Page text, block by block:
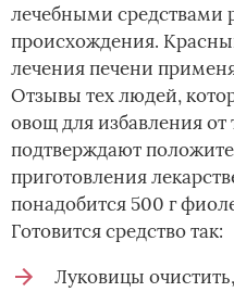
лечебными средствами
происхождения.
лечения печени
Отзывы тех людей,
овощ для избавления
подтверждают
приготовления
понадобится 500 г
Готовится средство так:
Луковицы